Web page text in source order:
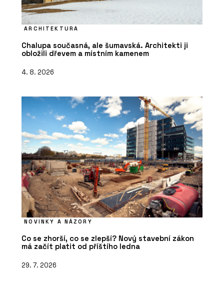
ARCHITEKTURA
Chalupa současná, ale šumavská. Architekti ji
obložili dřevem a místním kamenem
4. 8. 2026
NOVINKY A NÁZORY
Co se zhorší, co se zlepší? Nový stavební zákon
má začít platit od příštího ledna
29. 7. 2026